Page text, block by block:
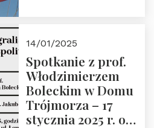
14/01/2025
Spotkanie z prof.
Włodzimierzem
Boleckim w Domu
Trójmorza – 17
stycznia 2025 r. o